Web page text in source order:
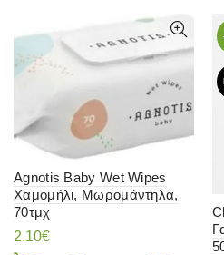
Agnotis Baby Wet Wipes
Χαμομήλι, Μωρομάντηλα,
70τμχ
2.10€